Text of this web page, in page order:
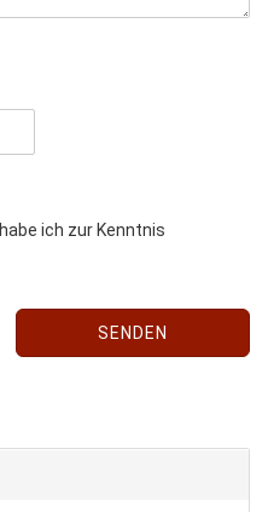
habe ich zur Kenntnis
SENDEN